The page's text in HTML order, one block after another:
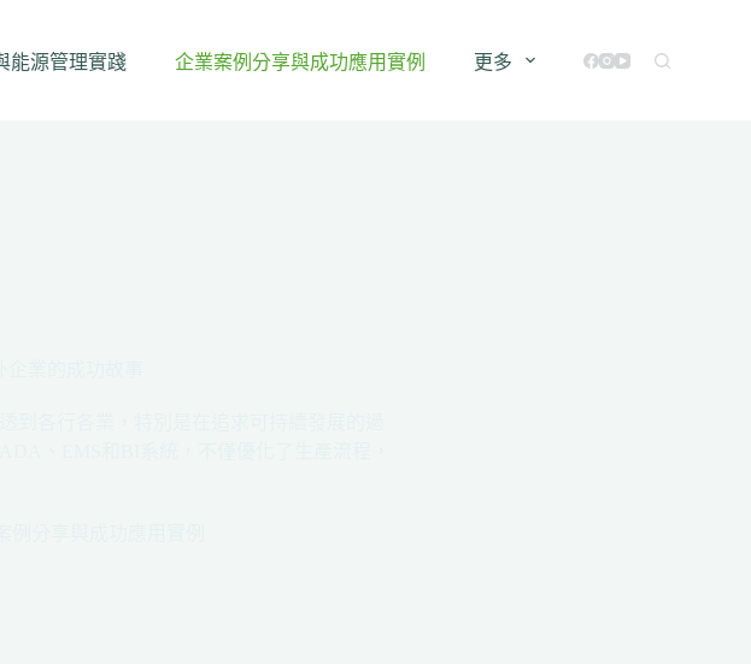
能源管理實踐 企業案例分享與成功應用實例 更多